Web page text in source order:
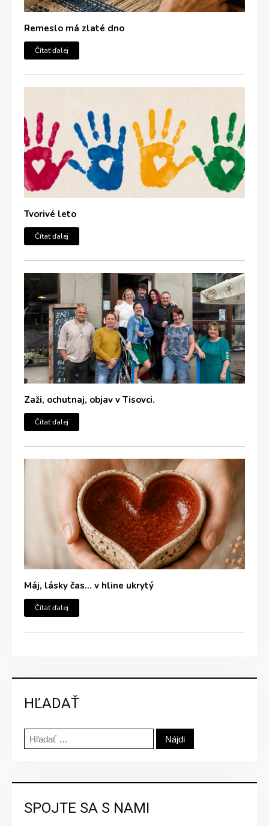
Remeslo má zlaté dno
Čítať ďalej
Tvorivé leto
Čítať ďalej
Zaži, ochutnaj, objav v Tisovci.
Čítať ďalej
Máj, lásky čas… v hline ukrytý
Čítať ďalej
HĽADAŤ
Hľadať:
SPOJTE SA S NAMI